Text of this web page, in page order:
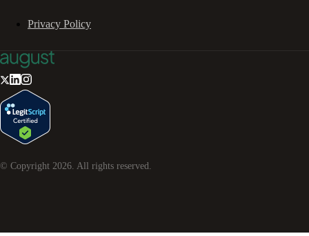
Privacy Policy
© Copyright 2026 . All rights reserved.